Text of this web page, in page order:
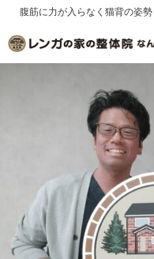
腹筋に力が入らなく猫背の姿